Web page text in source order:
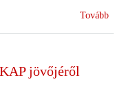
Tovább
jövőjéről